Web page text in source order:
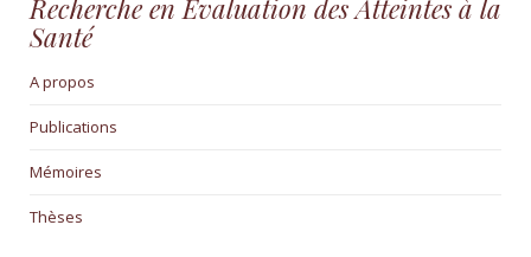
Recherche en Evaluation des Atteintes à la
Santé
A propos
Publications
Mémoires
Thèses